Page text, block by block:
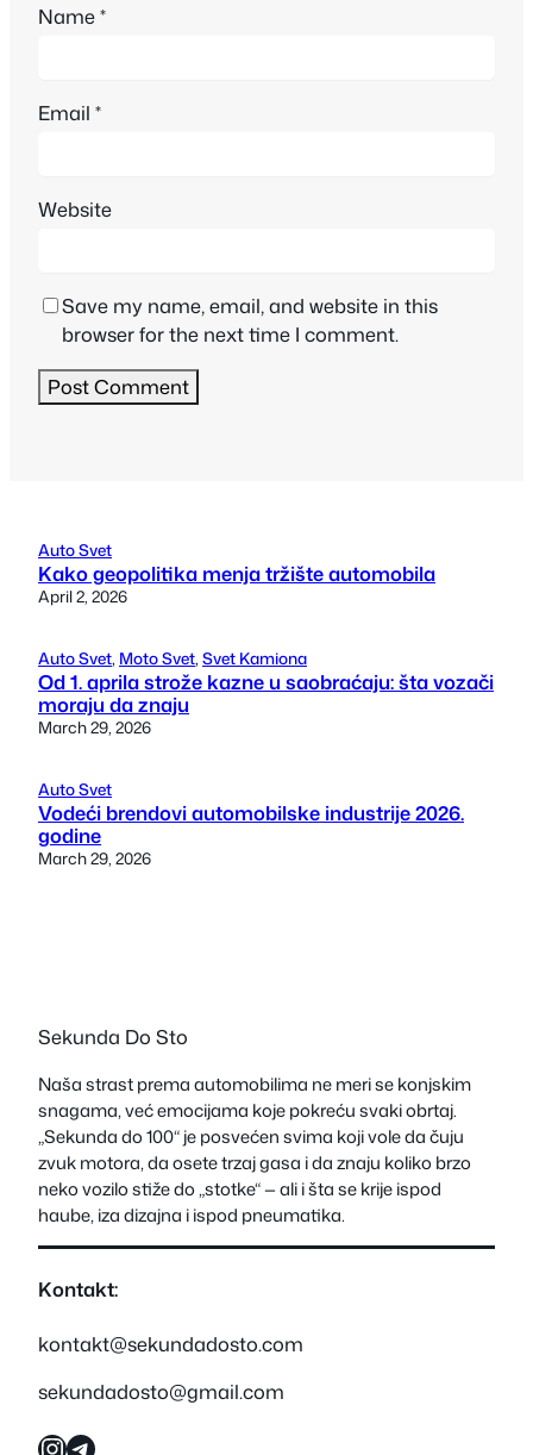
Name*
Email *
Website
Save my name, email, and website in this
browser for the next time I comment.
Auto Svet
Kako geopolitika menja tržište automobila
April 2, 2026
Auto Svet, Moto Svet, Svet Kamiona
Od 1. aprila strože kazne u saobraćaju: šta vozači
moraju da znaju
March 29, 2026
Auto Svet
Vodeći brendovi automobilske industrije 2026.
godine
March 29, 2026
Sekunda Do Sto
Naša strast prema automobilima ne meri se konjskim
snagama, već emocijama koje pokreću svaki obrtaj.
„Sekunda do 100“ je posvećen svima koji vole da čuju
zvuk motora, da osete trzaj gasa i da znaju koliko brzo
neko vozilo stiže do „stotke“ — ali i šta se krije ispod
haube, iza dizajna i ispod pneumatika.
Kontakt:
kontakt@sekundadosto.com
sekundadosto@gmail.com